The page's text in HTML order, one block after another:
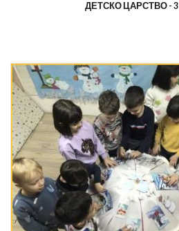
ДЕТСКО ЦАРСТВО - 3